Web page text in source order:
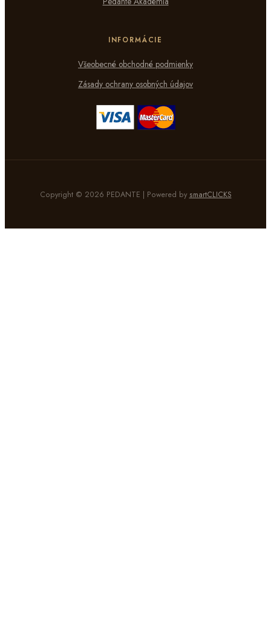
INFORMÁCIE
Všeobecné obchodné podmienky
Zásady ochrany osobných údajov
Copyright © 2026 PEDANTE | Powered by smartCLICKS